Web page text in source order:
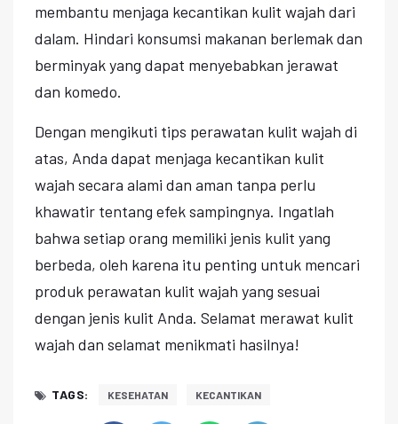
membantu menjaga kecantikan kulit wajah dari
dalam. Hindari konsumsi makanan berlemak dan
berminyak yang dapat menyebabkan jerawat
dan komedo.
Dengan mengikuti tips perawatan kulit wajah di
atas, Anda dapat menjaga kecantikan kulit
wajah secara alami dan aman tanpa perlu
khawatir tentang efek sampingnya. Ingatlah
bahwa setiap orang memiliki jenis kulit yang
berbeda, oleh karena itu penting untuk mencari
produk perawatan kulit wajah yang sesuai
dengan jenis kulit Anda. Selamat merawat kulit
wajah dan selamat menikmati hasilnya!
TAGS: KESEHATAN KECANTIKAN